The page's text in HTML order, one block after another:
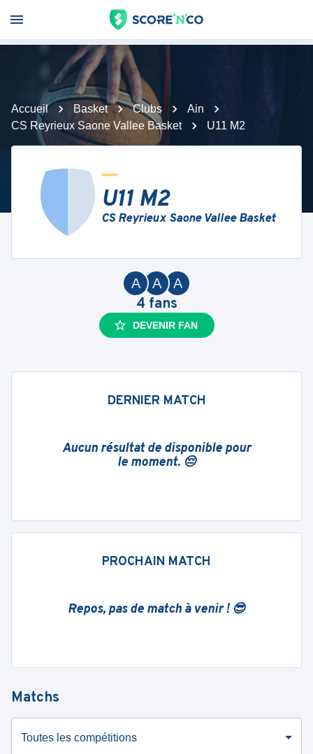
Accueil Basket Clubs
Ain
CS Reyrieux Saone Vallee Basket
U11 M2
U11 M2
CS Reyrieux Saone Vallee Basket
A
A
A
4 fans
DEVENIR FAN
DERNIER MATCH
Aucun résultat de disponible pour
le moment. 😔
PROCHAIN MATCH
Repos, pas de match à venir ! 😎
Matchs
Toutes les compétitions